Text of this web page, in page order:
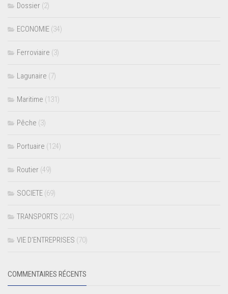
Dossier (2)
ECONOMIE (34)
Ferroviaire (3)
Lagunaire (7)
Maritime (131)
Pêche (3)
Portuaire (124)
Routier (49)
SOCIETE (69)
TRANSPORTS (224)
VIE D’ENTREPRISES (70)
COMMENTAIRES RÉCENTS